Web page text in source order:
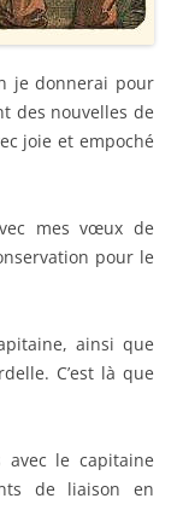
je donnerai pour
des nouvelles de
joie et empoché
mes vœux de
pour le
ainsi que
C’est là que
le capitaine
de liaison en